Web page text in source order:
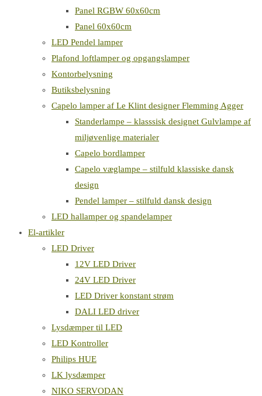
Panel RGBW 60x60cm
Panel 60x60cm
LED Pendel lamper
Plafond loftlamper og opgangslamper
Kontorbelysning
Butiksbelysning
Capelo lamper af Le Klint designer Flemming Agger
Standerlampe – klasssisk designet Gulvlampe af
miljøvenlige materialer
Capelo bordlamper
Capelo væglampe – stilfuld klassiske dansk
design
Pendel lamper – stilfuld dansk design
LED hallamper og spandelamper
El-artikler
LED Driver
12V LED Driver
24V LED Driver
LED Driver konstant strøm
DALI LED driver
Lysdæmper til LED
LED Kontroller
Philips HUE
LK lysdæmper
NIKO SERVODAN